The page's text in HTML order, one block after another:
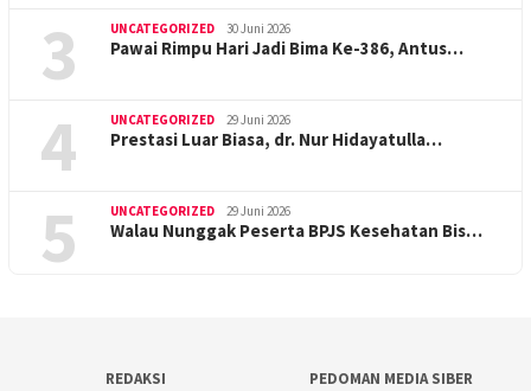
3 UNCATEGORIZED 30 Juni 2026
Pawai Rimpu Hari Jadi Bima Ke-386, Antus…
4 UNCATEGORIZED 29 Juni 2026
Prestasi Luar Biasa, dr. Nur Hidayatulla…
5 UNCATEGORIZED 29 Juni 2026
Walau Nunggak Peserta BPJS Kesehatan Bis…
REDAKSI PEDOMAN MEDIA SIBER